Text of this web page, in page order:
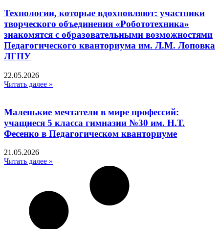
Технологии, которые вдохновляют: участники
творческого объединения «Робототехника»
знакомятся с образовательными возможностями
Педагогического кванториума им. Л.М. Лоповка
ЛГПУ
22.05.2026
Читать далее »
Маленькие мечтатели в мире профессий:
учащиеся 5 класса гимназии №30 им. Н.Т.
Фесенко в Педагогическом кванториуме
21.05.2026
Читать далее »